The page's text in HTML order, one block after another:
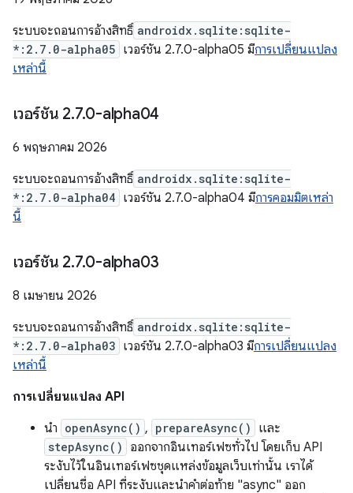
ระบบจะถอนการอ้างสิทธิ์ androidx.sqlite:sqlite-
*:2.7.0-alpha05 เวอร์ชัน 2.7.0-alpha05 มีการเปลี่ยนแปลง
เหล่านี้
เวอร์ชัน 2.7.0-alpha04
6 พฤษภาคม 2026
ระบบจะถอนการอ้างสิทธิ์ androidx.sqlite:sqlite-
*:2.7.0-alpha04 เวอร์ชัน 2.7.0-alpha04 มีการคอมมิตเหล่า
นี้
เวอร์ชัน 2.7.0-alpha03
8 เมษายน 2026
ระบบจะถอนการอ้างสิทธิ์ androidx.sqlite:sqlite-
*:2.7.0-alpha03 เวอร์ชัน 2.7.0-alpha03 มีการเปลี่ยนแปลง
เหล่านี้
การเปลี่ยนแปลง API
นำ openAsync() , prepareAsync() และ
stepAsync()
ออกจากอินเทอร์เฟซทั่วไป โดยเก็บ API
ระงับไว้ในอินเทอร์เฟซชุดแหล่งข้อมูลเว็บเท่านั้น เราได้
เปลี่ยนชื่อ API ที่ระงับและนำคำต่อท้าย "async" ออก